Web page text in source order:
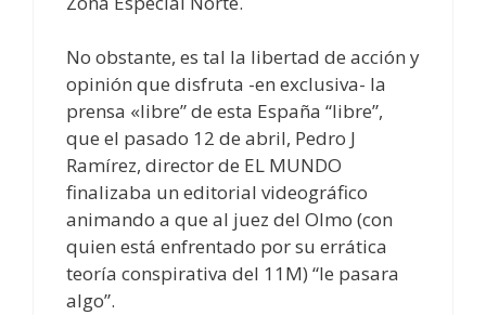
No obstante, es tal la libertad de acción y
opinión que disfruta -en exclusiva- la
prensa «libre” de esta España “libre”,
que el pasado 12 de abril, Pedro J
Ramírez, director de EL MUNDO
finalizaba un editorial videográfico
animando a que al juez del Olmo (con
quien está enfrentado por su errática
teoría conspirativa del 11M) “le pasara
algo”.